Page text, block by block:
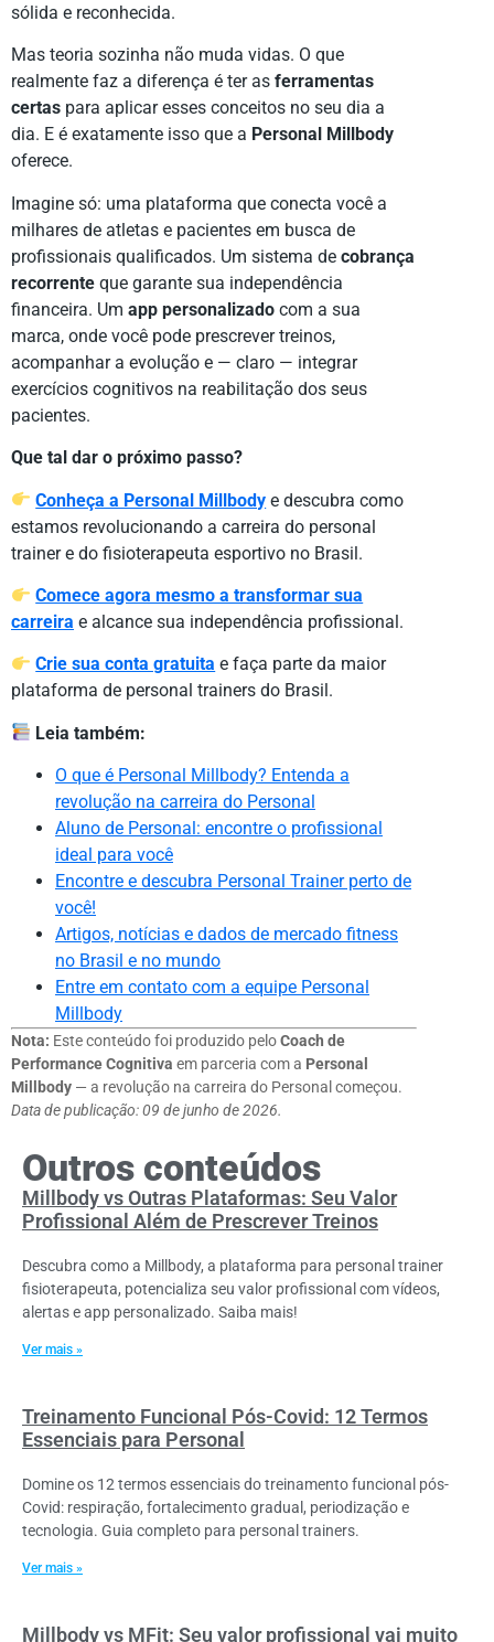
sólida e reconhecida.
Mas teoria sozinha não muda vidas. O que
realmente faz a diferença é ter as ferramentas
certas para aplicar esses conceitos no seu dia a
dia. E é exatamente isso que a Personal Millbody
oferece.
Imagine só: uma plataforma que conecta você a
milhares de atletas e pacientes em busca de
profissionais qualificados. Um sistema de cobrança
recorrente que garante sua independência
financeira. Um app personalizado com a sua
marca, onde você pode prescrever treinos,
acompanhar a evolução e — claro — integrar
exercícios cognitivos na reabilitação dos seus
pacientes.
Que tal dar o próximo passo?
Conheça a Personal Millbody e descubra como
estamos revolucionando a carreira do personal
trainer e do fisioterapeuta esportivo no Brasil.
Comece agora mesmo a transformar sua
carreira e alcance sua independência profissional.
Crie sua conta gratuita e faça parte da maior
plataforma de personal trainers do Brasil.
Leia também:
O que é Personal Millbody? Entenda a
revolução na carreira do Personal
Aluno de Personal: encontre o profissional
ideal para você
Encontre e descubra Personal Trainer perto de
você!
Artigos, notícias e dados de mercado fitness
no Brasil e no mundo
Entre em contato com a equipe Personal
Millbody
Nota: Este conteúdo foi produzido peloCoach de
Performance Cognitiva em parceria com a Personal
Millbody — a revolução na carreira do Personal começou.
Data de publicação: 09 de junho de 2026.
Outros conteúdos
Millbody vs Outras Plataformas: Seu Valor
Profissional Além de Prescrever Treinos
Descubra como a Millbody, a plataforma para personal trainer
fisioterapeuta, potencializa seu valor profissional com vídeos,
alertas e app personalizado. Saiba mais!
Ver mais »
Treinamento Funcional Pós-Covid: 12 Termos
Essenciais para Personal
Domine os 12 termos essenciais do treinamento funcional pós-
Covid: respiração, fortalecimento gradual, periodização e
tecnologia. Guia completo para personal trainers.
Ver mais »
Millbody vs MFit: Seu valor profissional vai muito